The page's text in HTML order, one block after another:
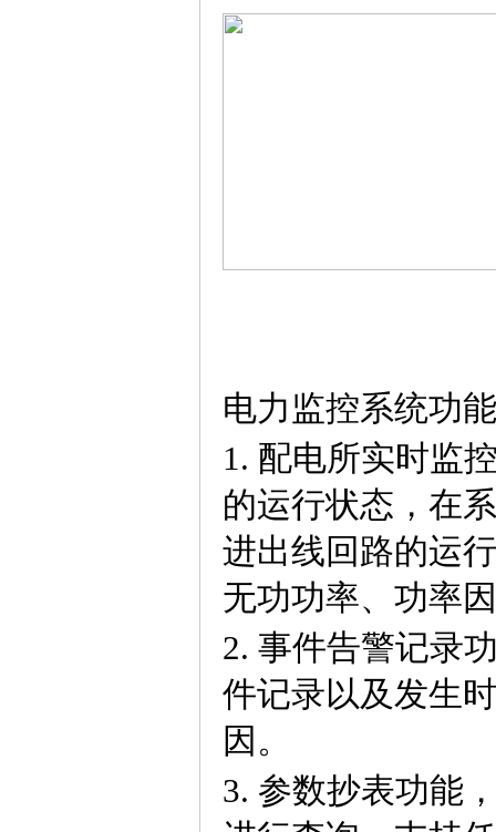
电力监控系统功能
1. 配电所实时监
的运行状态，在
进出线回路的运
无功功率、功率
2. 事件告警记录
件记录以及发生
因。
3. 参数抄表功能